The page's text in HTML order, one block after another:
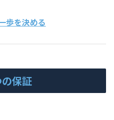
歩を決める
保証